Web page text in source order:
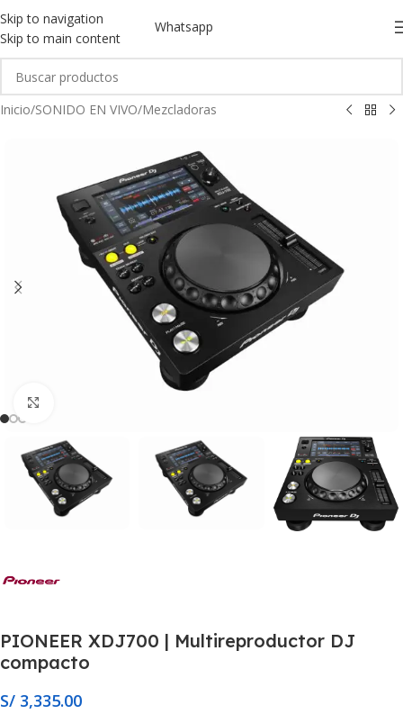
Skip to navigation
Skip to main content
Whatsapp
Inicio/SONIDO EN VIVO/Mezcladoras
PIONEER XDJ700 | Multireproductor DJ
compacto
S/ 3,335.00